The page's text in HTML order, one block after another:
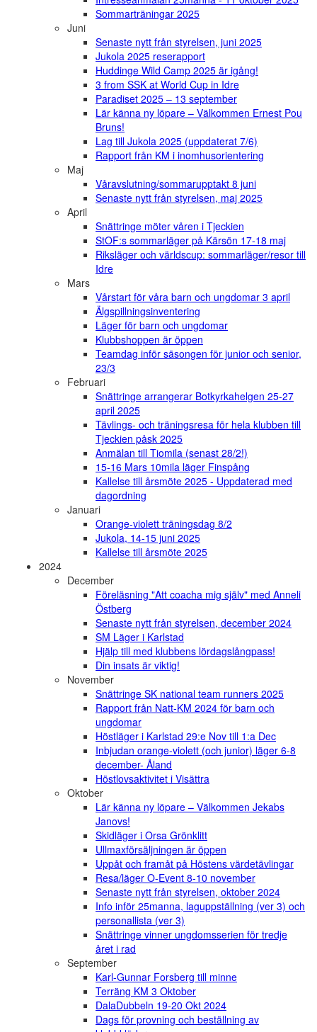
Sommarträningar 2025
Juni
Senaste nytt från styrelsen, juni 2025
Jukola 2025 reserapport
Huddinge Wild Camp 2025 är igång!
3 from SSK at World Cup in Idre
Paradiset 2025 – 13 september
Lär känna ny löpare – Välkommen Ernest Pou
Bruns!
Lag till Jukola 2025 (uppdaterat 7/6)
Rapport från KM i inomhusorientering
Maj
Våravslutning/sommarupptakt 8 juni
Senaste nytt från styrelsen, maj 2025
April
Snättringe möter våren i Tjeckien
StOF:s sommarläger på Kärsön 17-18 maj
Riksläger och världscup: sommarläger/resor till
Idre
Mars
Vårstart för våra barn och ungdomar 3 april
Älgspillningsinventering
Läger för barn och ungdomar
Klubbshoppen är öppen
Teamdag inför säsongen för junior och senior,
23/3
Februari
Snättringe arrangerar Botkyrkahelgen 25-27
april 2025
Tävlings- och träningsresa för hela klubben till
Tjeckien påsk 2025
Anmälan till Tiomila (senast 28/2!)
15-16 Mars 10mila läger Finspång
Kallelse till årsmöte 2025 - Uppdaterad med
dagordning
Januari
Orange-violett träningsdag 8/2
Jukola, 14-15 juni 2025
Kallelse till årsmöte 2025
2024
December
Föreläsning "Att coacha mig själv" med Anneli
Östberg
Senaste nytt från styrelsen, december 2024
SM Läger i Karlstad
Hjälp till med klubbens lördagslångpass!
Din insats är viktig!
November
Snättringe SK national team runners 2025
Rapport från Natt-KM 2024 för barn och
ungdomar
Höstläger i Karlstad 29:e Nov till 1:a Dec
Inbjudan orange-violett (och junior) läger 6-8
december- Åland
Höstlovsaktivitet i Visättra
Oktober
Lär känna ny löpare – Välkommen Jekabs
Janovs!
Skidläger i Orsa Grönklitt
Ullmaxförsäljningen är öppen
Uppåt och framåt på Höstens värdetävlingar
Resa/läger O-Event 8-10 november
Senaste nytt från styrelsen, oktober 2024
Info inför 25manna, laguppställning (ver 3) och
personallista (ver 3)
Snättringe vinner ungdomsserien för tredje
året i rad
September
Karl-Gunnar Forsberg till minne
Terräng KM 3 Oktober
DalaDubbeln 19-20 Okt 2024
Dags för provning och beställning av